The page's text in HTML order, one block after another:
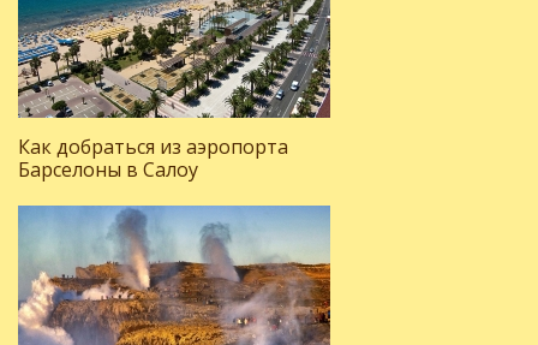
Как добраться из аэропорта
Барселоны в Салоу